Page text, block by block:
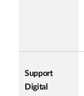
Support
Digital